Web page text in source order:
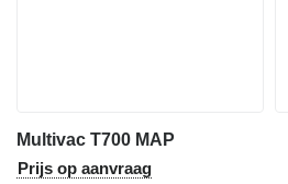
Multivac T700 MAP
Prijs op aanvraag